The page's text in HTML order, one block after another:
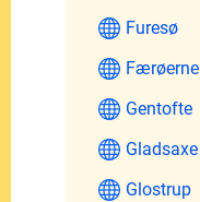
Furesø
Færøerne
Gentofte
Gladsaxe
Glostrup